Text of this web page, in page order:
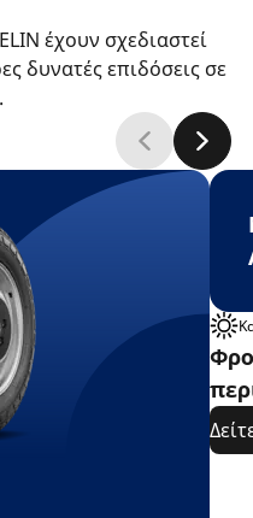
έχουν σχεδιαστεί
δυνατές επιδόσεις σε